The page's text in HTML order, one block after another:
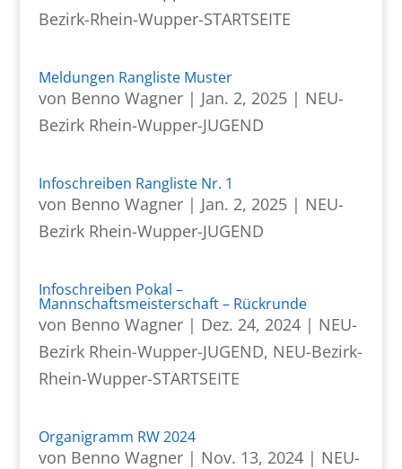
Bezirk-Rhein-Wupper-STARTSEITE
Meldungen Rangliste Muster
von Benno Wagner| Jan. 2, 2025| NEU-
Bezirk Rhein-Wupper-JUGEND
Infoschreiben Rangliste Nr. 1
von Benno Wagner| Jan. 2, 2025| NEU-
Bezirk Rhein-Wupper-JUGEND
Infoschreiben Pokal –
Mannschaftsmeisterschaft – Rückrunde
von Benno Wagner| Dez. 24, 2024| NEU-
Bezirk Rhein-Wupper-JUGEND, NEU-Bezirk-
Rhein-Wupper-STARTSEITE
Organigramm RW 2024
von Benno Wagner| Nov. 13, 2024| NEU-